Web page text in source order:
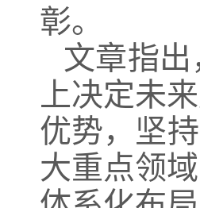
彰。
文章指
上决定未
优势，坚
大重点领